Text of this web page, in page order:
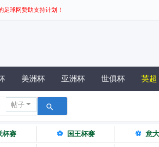
球网赞助支持计划！
美洲杯 亚洲杯 世俱杯 英超
帖子
杯赛 ⚽ 国王杯赛 ⚽ 意